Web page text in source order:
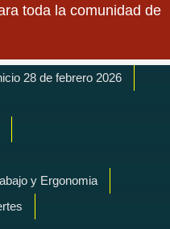
toda la comunidad de
28 de febrero 2026
y Ergonomia